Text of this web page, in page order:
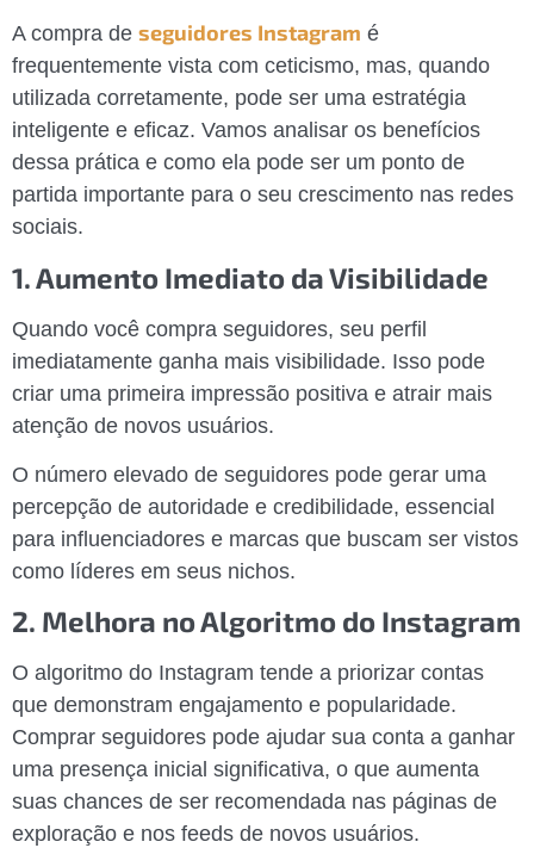
A compra de seguidores Instagram é
frequentemente vista com ceticismo, mas, quando
utilizada corretamente, pode ser uma estratégia
inteligente e eficaz. Vamos analisar os benefícios
dessa prática e como ela pode ser um ponto de
partida importante para o seu crescimento nas redes
sociais.
1. Aumento Imediato da Visibilidade
Quando você compra seguidores, seu perfil
imediatamente ganha mais visibilidade. Isso pode
criar uma primeira impressão positiva e atrair mais
atenção de novos usuários.
O número elevado de seguidores pode gerar uma
percepção de autoridade e credibilidade, essencial
para influenciadores e marcas que buscam ser vistos
como líderes em seus nichos.
2. Melhora no Algoritmo do Instagram
O algoritmo do Instagram tende a priorizar contas
que demonstram engajamento e popularidade.
Comprar seguidores pode ajudar sua conta a ganhar
uma presença inicial significativa, o que aumenta
suas chances de ser recomendada nas páginas de
exploração e nos feeds de novos usuários.